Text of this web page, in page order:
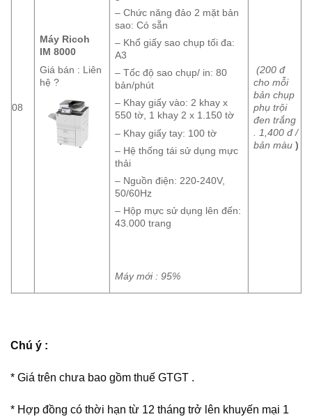
08
Máy Ricoh
IM 8000
Giá bán : Liên
hệ ?
– Chức năng đảo 2 mặt bản
sao: Có sẵn
– Khổ giấy sao chụp tối đa:
A3
– Tốc độ sao chụp/ in: 80
bản/phút
– Khay giấy vào: 2 khay x
550 tờ, 1 khay 2 x 1.150 tờ
– Khay giấy tay: 100 tờ
– Hệ thống tái sử dụng mực
thải
– Nguồn điện: 220-240V,
50/60Hz
– Hộp mực sử dụng lên đến:
43.000 trang
Máy mới : 95%
(200 đ
cho mỗi
bản chụp
phụ trội
đen trắng
. 1,400 đ /
bản màu)
Chú ý :
* Giá trên chưa bao gồm thuế GTGT .
* Hợp đồng có thời hạn từ 12 tháng trở lên khuyến mại 1